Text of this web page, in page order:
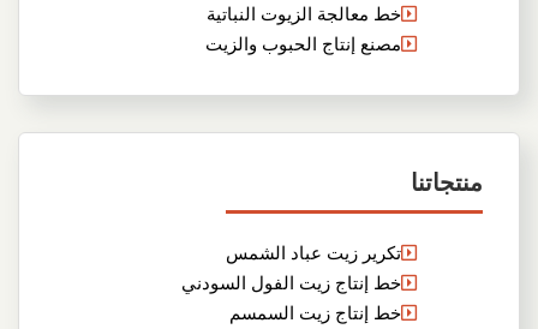
خط معالجة الزيوت النباتية
مصنع إنتاج الحبوب والزيت
منتجاتنا
تكرير زيت عباد الشمس
خط إنتاج زيت الفول السودني
خط إنتاج زيت السمسم